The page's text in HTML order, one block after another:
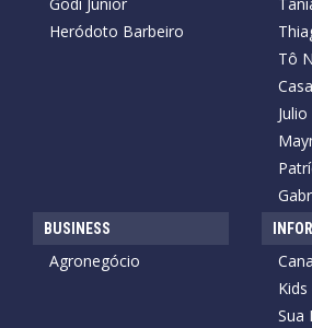
Heródoto Barbeiro
Tô
BUSINESS
Agronegócio
Sua